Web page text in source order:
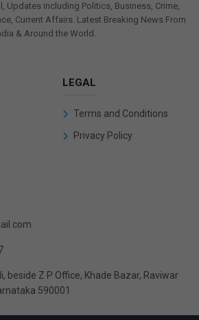
Updates including Politics, Business, Crime,
Current Affairs. Latest Breaking News From
& Around the World.
LEGAL
Terms and Conditions
Privacy Policy
beside Z P Office, Khade Bazar, Raviwar
590001